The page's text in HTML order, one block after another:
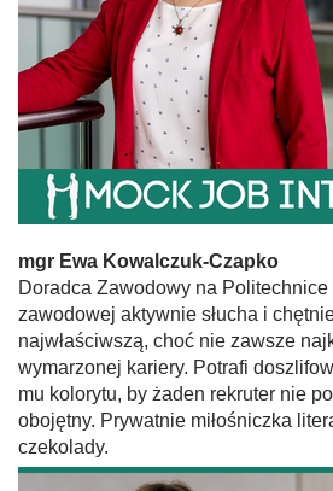
mgr Ewa Kowalczuk-Czapko
Doradca Zawodowy na Politechnice
zawodowej aktywnie słucha i
najwłaściwszą, choć nie zawsze
wymarzonej kariery. Potrafi
mu kolorytu, by żaden rekruter nie
obojętny. Prywatnie miłośniczka
czekolady.